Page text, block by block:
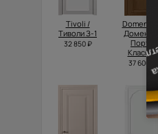
Tivoli /
Тиволи З-1
32 850 ₽
Domenica /
Доменика
Порта
Классик
37 600 ₽